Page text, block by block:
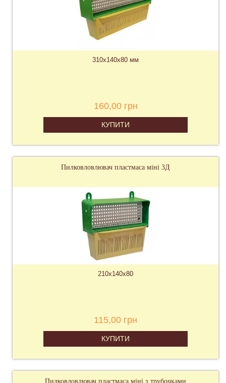
310х140х80 мм
160,00 грн
КУПИТИ
Пилковловлювач пластмаса міні 3Д
210х140х80
115,00 грн
КУПИТИ
Пилковловлювач пластмаса міні з трубочками